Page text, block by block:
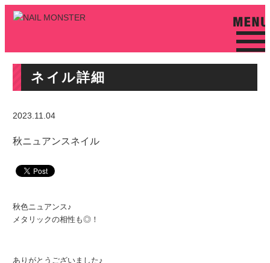
ネイル詳細
2023.11.04
秋ニュアンスネイル
秋色ニュアンス♪
メタリックの相性も◎！
ありがとうございました♪